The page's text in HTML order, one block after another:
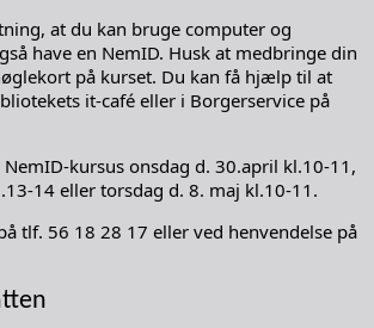
at du kan bruge computer og
have en NemID. Husk at medbringe din
på kurset. Du kan få hjælp til at
it-café eller i Borgerservice på
kursus onsdag d. 30.april kl.10-11,
14 eller torsdag d. 8. maj kl.10-11.
tlf. 56 18 28 17 eller ved henvendelse på